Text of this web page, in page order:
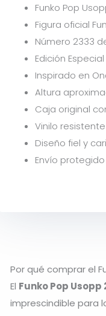
Funko Pop
Figura oficial
Número 2333
Edición Especial
Inspirado en
Altura
Caja original
Vinilo
Diseño fiel y
Envío
Por qué comprar el
El Funko Pop Usopp
imprescindible para